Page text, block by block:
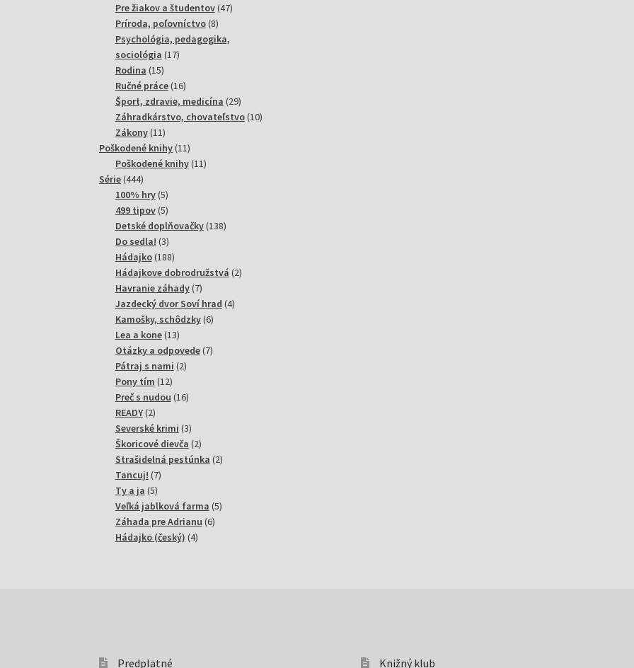
produkt
Pre žiakov a študentov 4747
Príroda, poľovníctvo 88
produktov
Psychológia, pedagogika,
sociológia 1717
Rodina 1515
produktov
Ručné práce 1616
produktov
Šport, zdravie, medicína 2929
produktov
Záhradkárstvo, chovateľstvo 1010
Zákony 1111
produktov
Poškodené knihy 1111
produktov
Poškodené knihy 1111
Série 444444
produktov
100% hry 55
produktov
499 tipov 55
produktov
Detské doplňovačky 138138
Do sedla! 33
produkty
Hádajko 188188
produktov
Hádajkove dobrodružstvá 22
Havranie záhady 77
produktov
Jazdecký dvor Soví hrad 44
Kamošky, schôdzky 66
Lea a kone 1313
produktov
Otázky a odpovede 77
Pátraj s nami 22
Pony tím 1212
produktov
Preč s nudou 1616
READY 22
produkty
Severské krimi 33
produkty
Škoricové dievča 22
produkty
Strašidelná pestúnka 22
Tancuj! 77
Ty a ja 55
produktov
Veľká jablková farma 55
Záhada pre Adrianu 66
Hádajko (český) 44
Predplatné Knižný klub